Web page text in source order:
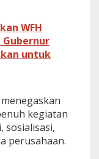
WFH
Gubernur
untuk
kegiatan
sosialisasi,
perusahaan.